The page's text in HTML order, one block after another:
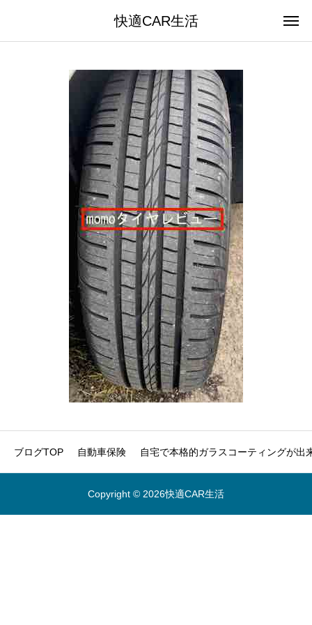
快適CAR生活
ブログTOP 自動車保険 自宅で本格的ガラスコーティングが出
Copyright © 2026快適CAR生活